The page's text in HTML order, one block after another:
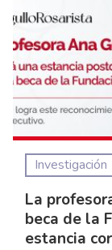
Investigación
La
beca de la
estancia